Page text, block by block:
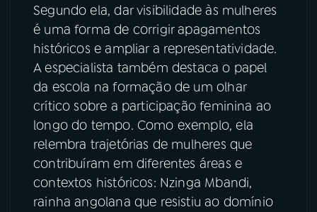
Segundo ela, dar visibilidade às mulheres
é uma forma de corrigir apagamentos
históricos e ampliar a representatividade.
A especialista também destaca o papel
da escola na formação de um olhar
crítico sobre a participação feminina ao
longo do tempo. Como exemplo, ela
relembra trajetórias de mulheres que
contribuíram em diferentes áreas e
contextos históricos: Nzinga Mbandi,
rainha angolana que resistiu ao domínio